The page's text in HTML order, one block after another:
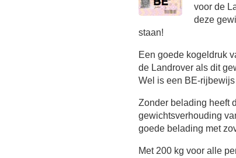
voor de
deze
staan!
Een goede kogeldruk
de Landrover als dit
Wel is een BE-
Zonder belading heeft
gewichtsverhouding
goede belading met
Met 200 kg voor alle